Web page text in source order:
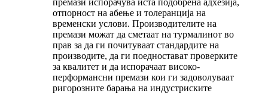
премази испорачува иста подобрена адхезија,
отпорност на абење и толеранција на
временски услови. Производителите на
премази можат да сметаат на турмалинот во
прав за да ги почитуваат стандардите на
производите, да ги поедностават проверките
за квалитет и да испорачаат високо-
перформансни премази кои ги задоволуваат
ригорозните барања на индустриските